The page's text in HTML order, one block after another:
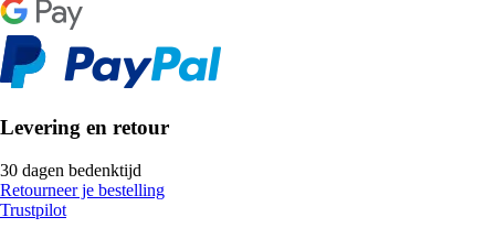
Levering en retour
30 dagen bedenktijd
Retourneer je bestelling
Trustpilot